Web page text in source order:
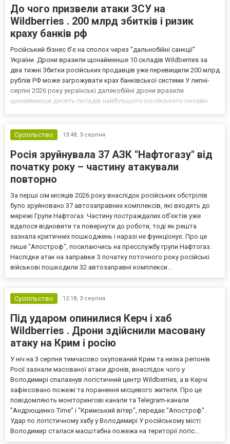
До чого призвели атаки ЗСУ на
Wildberries . 200 млрд збитків і ризик
краху банків рф
Російський бізнес б'є на сполох через "дальнобійні санкції"
України. Дрони вразили щонайменше 10 складів Wildberries за
два тижні Збитки російських продавців уже перевищили 200 млрд
рублів РФ може загрожувати крах банківської системи У липні-
серпні 2026 року українські далекобійні дрони вразили
щонайменше десять складів найбільшого російського онлайн-
Суспільство
13:48, 3 серпня
Росія зруйнувала 37 АЗК "Нафтогазу" від
початку року – частину атакували
повторно
За перші сім місяців 2026 року внаслідок російських обстрілів
було зруйновано 37 автозаправних комплексів, які входять до
мережі Групи Нафтогаз. Частину постраждалих об'єктів уже
вдалося відновити та повернути до роботи, тоді як решта
зазнала критичних пошкоджень і наразі не функціонує. Про це
пише "Апостроф", посилаючись на пресслужбу групи Нафтогаз.
Наслідки атак на заправки З початку поточного року російські
військові пошкодили 32 автозаправні комплекси...
Суспільство 12:18, 3 серпня
Під ударом опинилися Керч і хаб
Wildberries . Дрони здійснили масовану
атаку на Крим і росію
У ніч на 3 серпня тимчасово окупований Крим та низка регіонів
Росії зазнали масованої атаки дронів, внаслідок чого у
Володимирі спалахнув логістичний центр Wildberries, а в Керчі
зафіксовано пожежі та поранення місцевого жителя. Про це
повідомляють моніторингові канали та Telegram-канали
"Андрющенко Time" і "Кримський вітер", передає "Апостроф".
Удар по логістичному хабу у Володимирі У російському місті
Володимир сталася масштабна пожежа на території логіс...